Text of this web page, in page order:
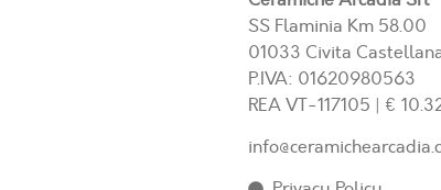
SS Flaminia Km 58.00
01033 Civita
P.IVA: 01620980563
REAVT-117105 | €